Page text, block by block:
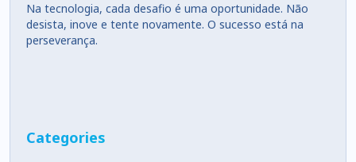
Na tecnologia, cada desafio é uma oportunidade. Não
desista, inove e tente novamente. O sucesso está na
perseverança.
Categories